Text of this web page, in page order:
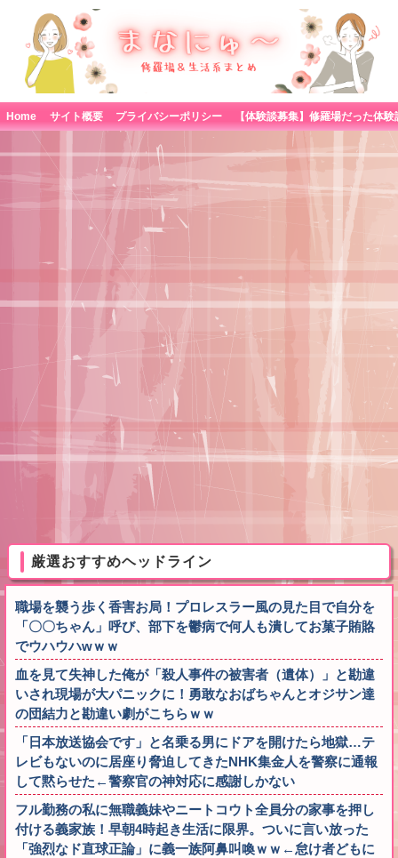
Home サイト概要 プライバシーポリシー
厳選おすすめヘッドライン
職場を襲う歩く香害お局！プロレスラー風の見た目で自分を
「〇〇ちゃん」呼び、部下を鬱病で何人も潰してお菓子賄賂
でウハウハwｗｗ
血を見て失神した俺が「殺人事件の被害者（遺体）」と勘違
いされ現場が大パニックに！勇敢なおばちゃんとオジサン達
の団結力と勘違い劇がこちらｗｗ
「日本放送協会です」と名乗る男にドアを開けたら地獄…テ
レビもないのに居座り脅迫してきたNHK集金人を警察に通報
して黙らせた←警察官の神対応に感謝しかない
フル勤務の私に無職義妹やニートコウト全員分の家事を押し
付ける義家族！早朝4時起き生活に限界。ついに言い放った
「強烈なド直球正論」に義一族阿鼻叫喚ｗｗ←怠け者どもに